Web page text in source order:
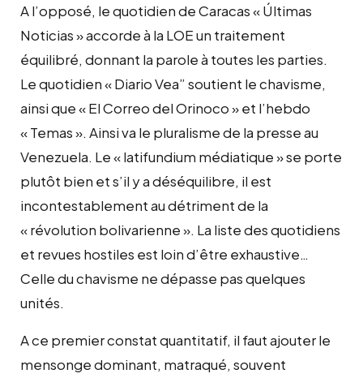
A l’opposé, le quotidien de Caracas « Últimas
Noticias » accorde à la LOE un traitement
équilibré, donnant la parole à toutes les parties.
Le quotidien « Diario Vea” soutient le chavisme,
ainsi que « El Correo del Orinoco » et l’hebdo
« Temas ». Ainsi va le pluralisme de la presse au
Venezuela. Le « latifundium médiatique » se porte
plutôt bien et s’il y a déséquilibre, il est
incontestablement au détriment de la
« révolution bolivarienne ». La liste des quotidiens
et revues hostiles est loin d’être exhaustive…
Celle du chavisme ne dépasse pas quelques
unités.
A ce premier constat quantitatif, il faut ajouter le
mensonge dominant, matraqué, souvent